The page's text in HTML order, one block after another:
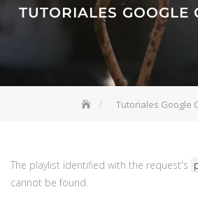
TUTORIALES GOOGLE
Tutoriales Google
The playlist identified with the request's
cannot be found.